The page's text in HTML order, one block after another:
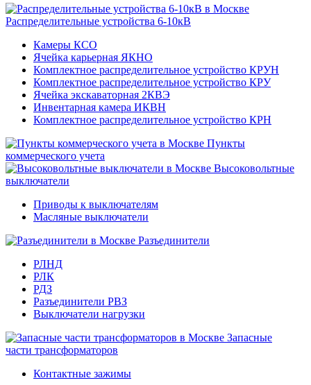
Распределительные устройства 6-10кВ
Камеры КСО
Ячейка карьерная ЯКНО
Комплектное распределительное устройство КРУН
Комплектное распределительное устройство КРУ
Ячейка экскаваторная 2КВЭ
Инвентарная камера ИКВН
Комплектное распределительное устройство КРН
Пункты
коммерческого учета
Высоковольтные
выключатели
Приводы к выключателям
Масляные выключатели
Разъединители
РЛНД
РЛК
РДЗ
Разъединители РВЗ
Выключатели нагрузки
Запасные
части трансформаторов
Контактные зажимы